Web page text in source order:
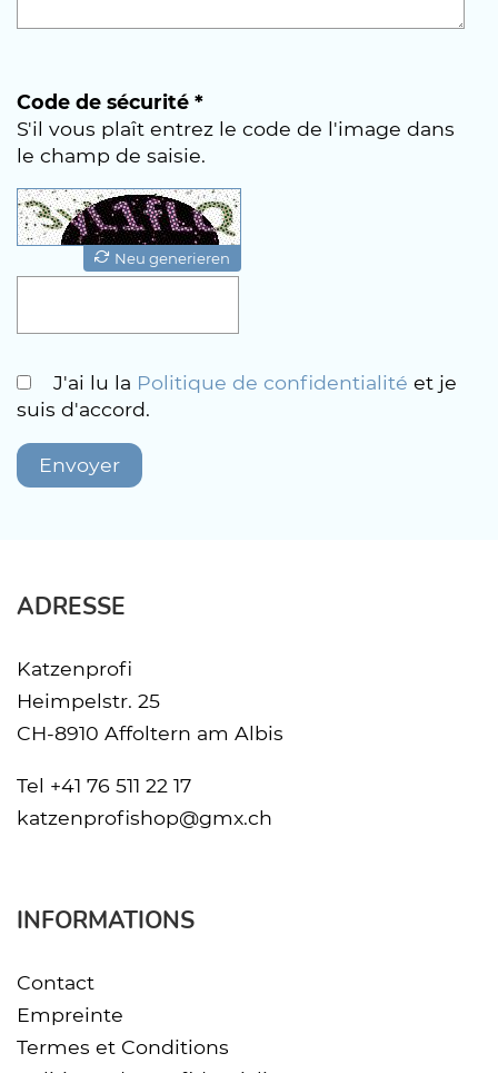
Code de sécurité *
S'il vous plaît entrez le code de l'image dans
le champ de saisie.
Neu generieren
J'ai lu la Politique de confidentialité et je
suis d'accord.
ADRESSE
Katzenprofi
Heimpelstr. 25
CH-8910 Affoltern am Albis
Tel +41 76 511 22 17
katzenprofishop@gmx.ch
INFORMATIONS
Contact
Empreinte
Termes et Conditions